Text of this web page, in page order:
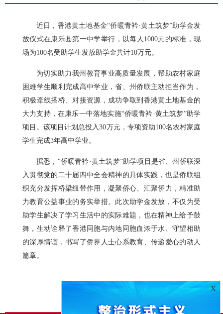
近日，香港黄土地基金“侨暖青衿·黄土筑梦”助学金发
放仪式在康乐县第一中学举行，以每人1000元的标准，现
场为100名受助学生发放助学金共计10万元。
为切实助力我州教育事业高质量发展，帮助农村家庭
困难学生顺利完成高中学业，省、州侨联主动担当作为，
积极牵线搭桥、对接资源，成功争取到香港黄土地基金的
大力支持，在康乐一中落地实施“侨暖青衿·黄土筑梦”助学
项目。该项目计划总投入30万元，专项资助100名农村家庭
学生完成3年高中学业。
据悉，“侨暖青衿·黄土筑梦”助学项目是省、州侨联深
入贯彻党的二十届四中全会精神的具体实践，也是侨联组
织充分发挥桥梁纽带作用，凝聚侨心、汇聚侨力，精准助
力教育公益事业的务实举措。此次助学金发放，不仅为受
助学生解决了学习生活中的实际难题，也在精神上给予鼓
舞，生动诠释了香港同胞与内地同胞血浓于水、守望相助
的深厚情谊，书写了侨界人士心系教育、传递爱心的动人
篇章。
X